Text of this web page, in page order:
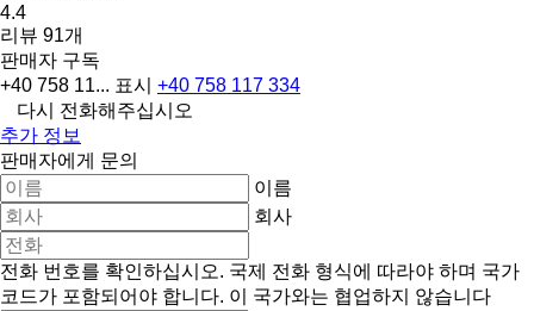
4.4
리뷰 91개
판매자 구독
+40 758 11... 표시 +40 758 117 334
다시 전화해주십시오
추가 정보
판매자에게 문의
이름
회사
전화 번호를 확인하십시오. 국제 전화 형식에 따라야 하며 국가
코드가 포함되어야 합니다. 이 국가와는 협업하지 않습니다